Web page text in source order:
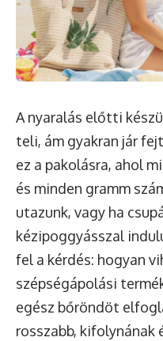
A nyaralás előtti
teli, ám gyakran jár
ez a pakolásra, ahol
és minden gramm
utazunk, vagy ha
kézipoggyásszal
fel a kérdés: hogyan
szépségápolási
egész bőröndöt
rosszabb, kifolynának